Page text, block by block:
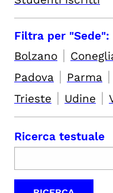
Filtra per "Sede":
Bolzano |
Padova | Parma |
Trieste | Udine |
Ricerca testuale